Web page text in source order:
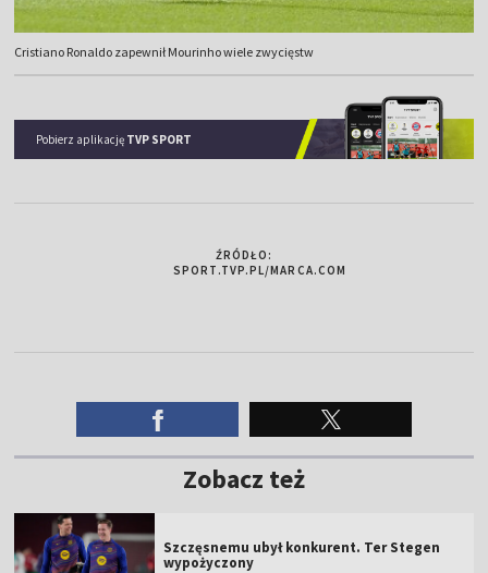
Cristiano Ronaldo zapewnił Mourinho wiele zwycięstw
Pobierz aplikację TVP SPORT
ŹRÓDŁO:
SPORT.TVP.PL/MARCA.COM
Zobacz też
Szczęsnemu ubył konkurent. Ter Stegen
wypożyczony